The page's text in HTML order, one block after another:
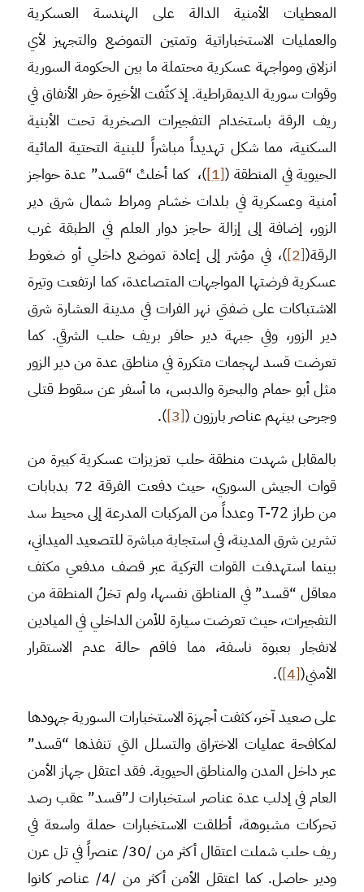
المعطيات الأمنية الدالة على الهندسة العسكرية
والعمليات الاستخباراتية وتمتين التموضع والتجهيز لأي
انزلاق ومواجهة عسكرية محتملة ما بين الحكومة السورية
وقوات سورية الديمقراطية. إذ كثّفت الأخيرة حفر الأنفاق في
ريف الرقة باستخدام التفجيرات الصخرية تحت الأبنية
السكنية، مما شكل تهديداً مباشراً للبنية التحتية المائية
الحيوية في المنطقة ([1]
)، كما أخلتْ “قسد” عدة حواجز
أمنية وعسكرية في بلدات خشام ومراط شمال شرق دير
الزور، إضافة إلى إزالة حاجز دوار العلم في الطبقة غرب
الرقة([2]
)، في مؤشر إلى إعادة تموضع داخلي أو ضغوط
عسكرية فرضتها المواجهات المتصاعدة، كما ارتفعت وتيرة
الاشتباكات على ضفتي نهر الفرات في مدينة العشارة شرق
دير الزور، وفي جبهة دير حافر بريف حلب الشرقي. كما
تعرضت قسد لهجمات متكررة في مناطق عدة من دير الزور
مثل أبو حمام والبحرة والدبس، ما أسفر عن سقوط قتلى
وجرحى بينهم عناصر بارزون ([3]
).
بالمقابل شهدت منطقة حلب تعزيزات عسكرية كبيرة من
قوات الجيش السوري، حيث دفعت الفرقة 72 بدبابات
من طراز T-72 وعدداً من المركبات المدرعة إلى محيط سد
تشرين شرق المدينة، في استجابة مباشرة للتصعيد الميداني،
بينما استهدفت القوات التركية عبر قصف مدفعي مكثف
معاقل “قسد” في المناطق نفسها، ولم تخلُ المنطقة من
التفجيرات، حيث تعرضت سيارة للأمن الداخلي في الميادين
لانفجار بعبوة ناسفة، مما فاقم حالة عدم الاستقرار
الأمني([4]
).
على صعيد آخر، كثفت أجهزة الاستخبارات السورية جهودها
لمكافحة عمليات الاختراق والتسلل التي تنفذها “قسد”
عبر داخل المدن والمناطق الحيوية. فقد اعتقل جهاز الأمن
العام في إدلب عدة عناصر استخبارات لـ”قسد” عقب رصد
تحركات مشبوهة، أطلقت الاستخبارات حملة واسعة في
ريف حلب شملت اعتقال أكثر من /30/ عنصراً في تل عرن
ودير حاصل. كما اعتقل الأمن أكثر من /4/ عناصر كانوا